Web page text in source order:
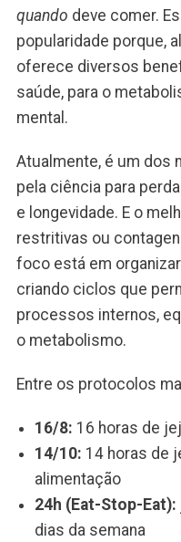
quando deve comer.
popularidade porque,
oferece diversos
saúde, para o
mental.
Atualmente, é um dos
pela ciência para
e longevidade. E o
restritivas ou
foco está em
criando ciclos que
processos internos,
o metabolismo.
Entre os protocolos
16/8: 16 horas de
14/10: 14 horas de
alimentação
24h (Eat-Stop-Eat):
dias da semana